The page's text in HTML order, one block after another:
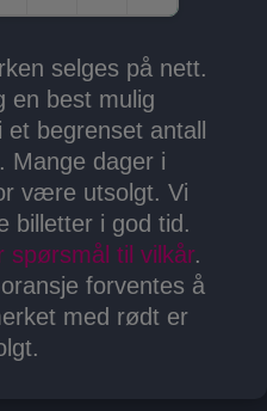
selges på nett.
en best mulig
begrenset antall
Mange dager i
være utsolgt. Vi
billetter i god tid.
spørsmål til vilkår.
forventes å
med rødt er